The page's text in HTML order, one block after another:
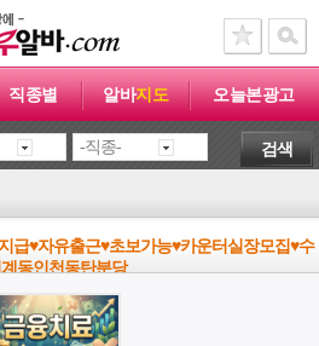
직종별 알바지도 오늘본광고
검색
급♥자유출근♥초보가능♥카운터실장모집♥수
동인천동탄분당